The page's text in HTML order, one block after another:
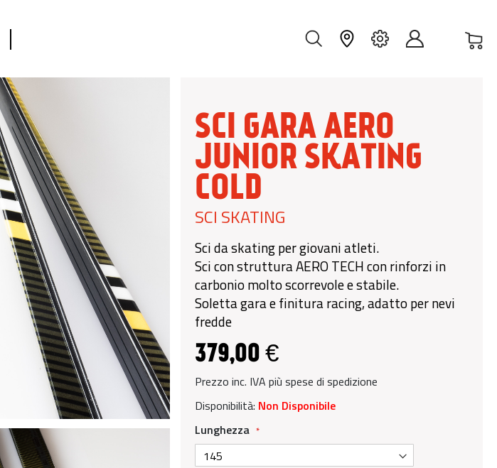
SCI GARA AERO
JUNIOR SKATING
COLD
SCI SKATING
Sci da skating per giovani atleti.
Sci con struttura AERO TECH con rinforzi in
carbonio molto scorrevole e stabile.
Soletta gara e finitura racing, adatto per nevi
fredde
379,00 €
Prezzo inc. IVA più spese di spedizione
Disponibilità: Non Disponibile
Lunghezza